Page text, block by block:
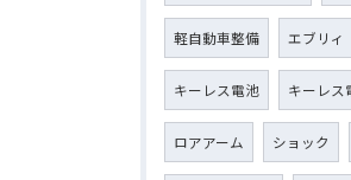
軽自動車整備 エブリィ
キーレス電池 キーレス
ロアアーム ショック